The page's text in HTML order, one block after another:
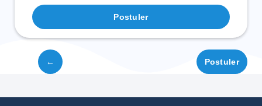
Postuler
← Postuler